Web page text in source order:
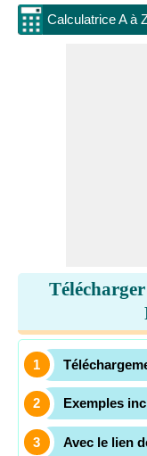
Calculatrice A à
Exemples
Avec le lien